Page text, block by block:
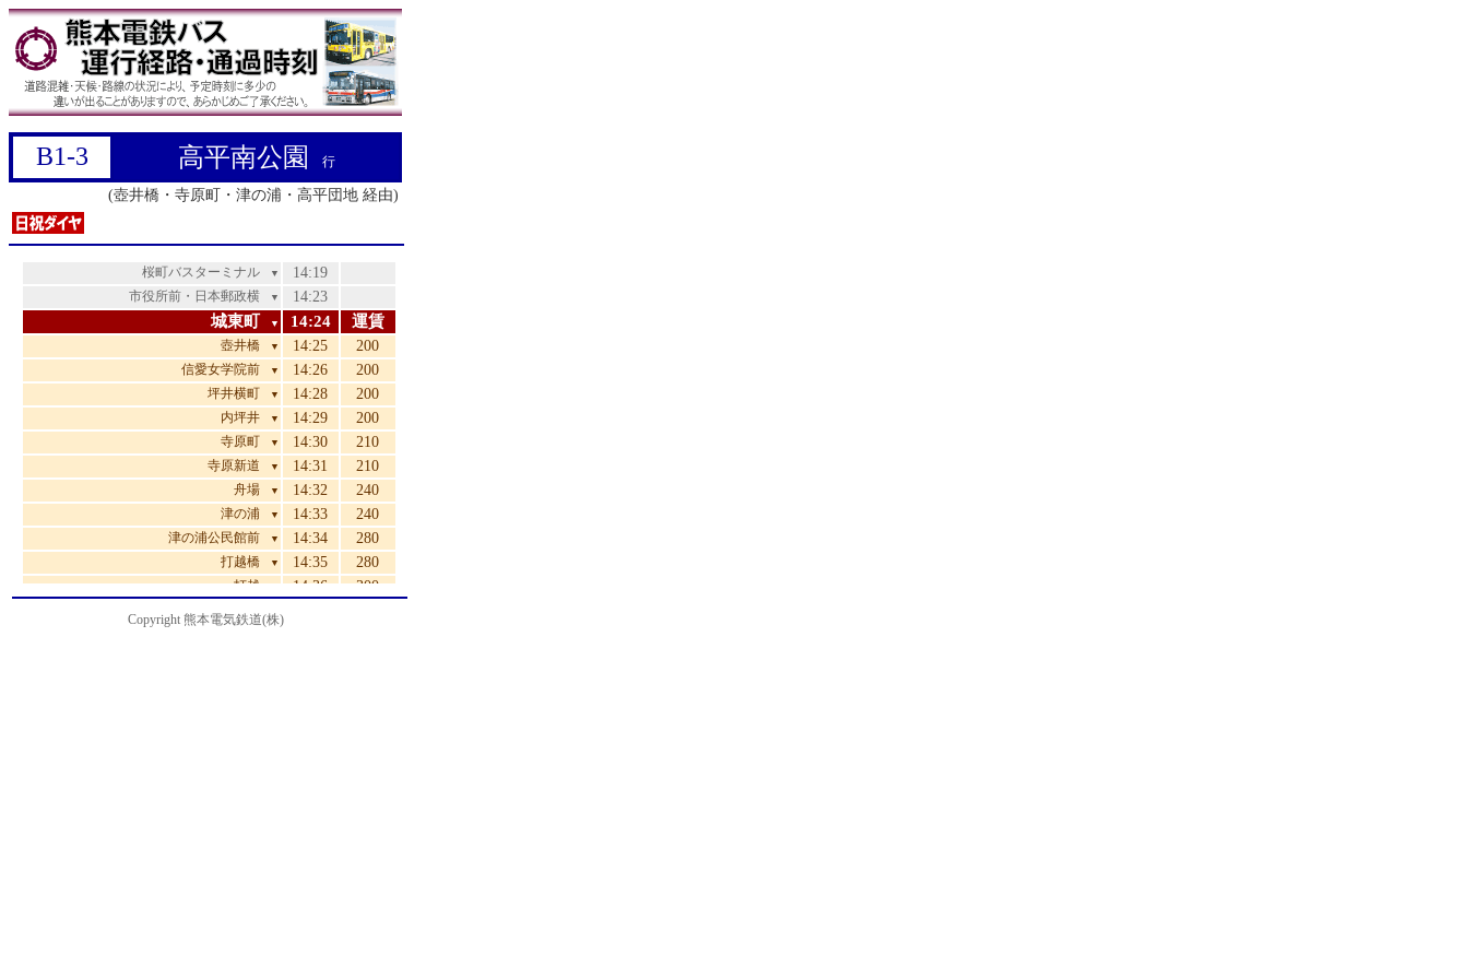
B1-3 高平南公園 行
(壺井橋・寺原町・津の浦・高平団地 経由)
桜町バスターミナル▼ 14:19
市役所前・日本郵政横▼ 14:23
城東町 ▼ 14:24 運賃
壺井橋▼ 14:25 200
信愛女学院前 ▼ 14:26 200
坪井横町 ▼ 14:28 200
内坪井▼ 14:29 200
寺原町 ▼ 14:30 210
寺原新道 ▼ 14:31 210
舟場▼ 14:32 240
津の浦 ▼ 14:33 240
津の浦公民館前 ▼ 14:34 280
打越橋▼ 14:35 280
打越▼ 14:36 300
永浦橋 ▼
Copyright 熊本電気鉄道(株)